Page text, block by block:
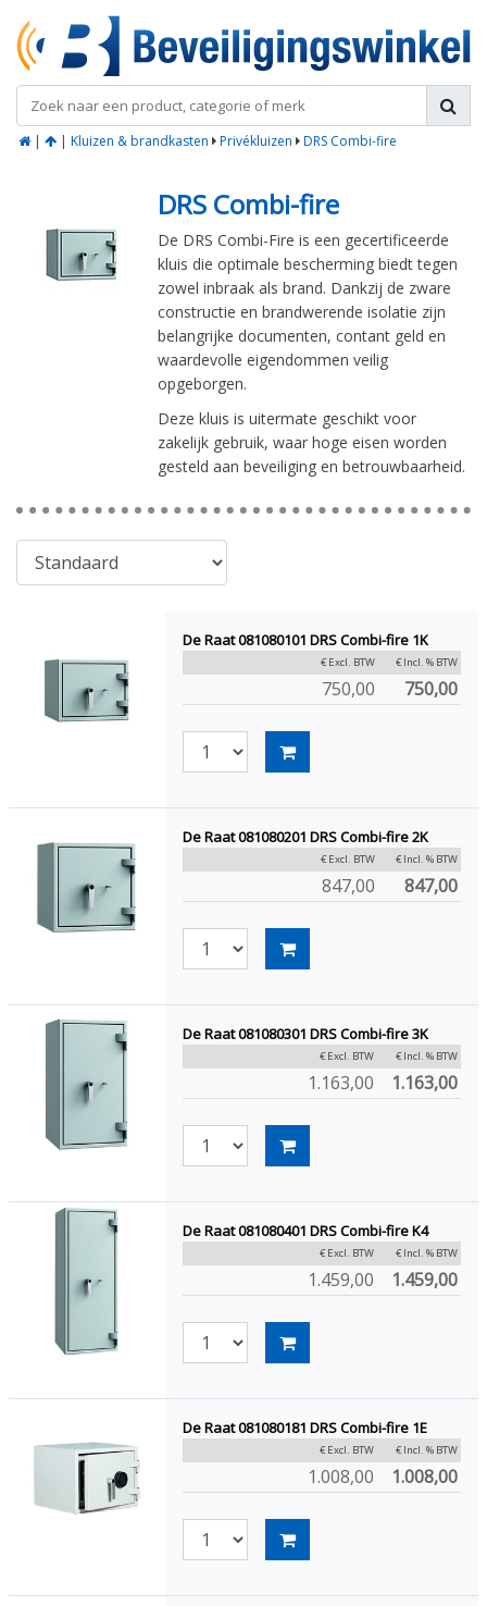
| | Kluizen & brandkasten Privékluizen DRS Combi-fire
DRS Combi-fire
De DRS Combi-Fire is een gecertificeerde
kluis die optimale bescherming biedt tegen
zowel inbraak als brand. Dankzij de zware
constructie en brandwerende isolatie zijn
belangrijke documenten, contant geld en
waardevolle eigendommen veilig
opgeborgen.
Deze kluis is uitermate geschikt voor
zakelijk gebruik, waar hoge eisen worden
gesteld aan beveiliging en betrouwbaarheid.
De Raat 081080101 DRS Combi-fire 1K
€ Excl. BTW € Incl. % BTW
750,00 750,00
De Raat 081080201 DRS Combi-fire 2K
€ Excl. BTW € Incl. % BTW
847,00 847,00
De Raat 081080301 DRS Combi-fire 3K
€ Excl. BTW € Incl. % BTW
1.163,00 1.163,00
De Raat 081080401 DRS Combi-fire K4
€ Excl. BTW € Incl. % BTW
1.459,00 1.459,00
De Raat 081080181 DRS Combi-fire 1E
€ Excl. BTW € Incl. % BTW
1.008,00 1.008,00